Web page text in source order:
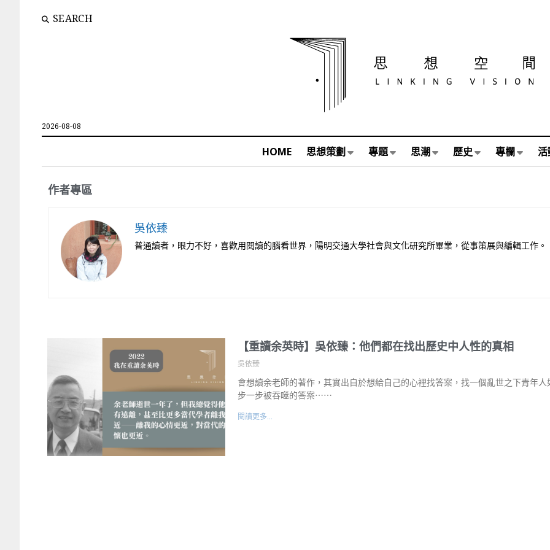
SEARCH
2026-08-08
HOME 思想策劃 專題 思潮 歷史 專欄 活
作者專區
吳依臻
普通讀者，眼力不好，喜歡用閱讀的腦看世界，陽明交通大學社會與文化研究所畢業，從事策展與編輯工作。
【重讀余英時】吳依臻：他們都在找出歷史中人性的真相
吳依臻
會想讀余老師的著作，其實出自於想給自己的心裡找答案，找一個亂世之下青年
步一步被吞噬的答案⋯⋯
閱讀更多...